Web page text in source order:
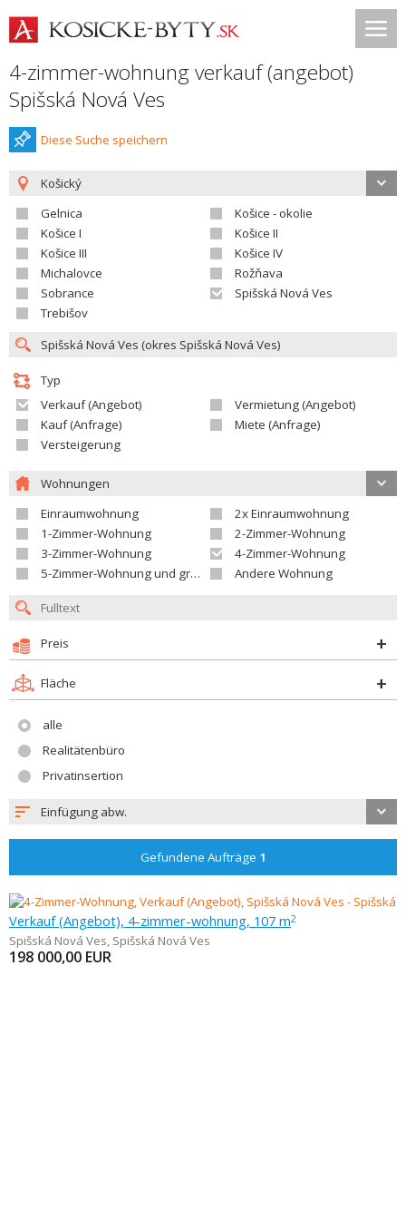
4-zimmer-wohnung verkauf (angebot)
Spišská Nová Ves
Diese Suche speichern
Košický
Gelnica
Košice - okolie
Košice I
Košice II
Košice III
Košice IV
Michalovce
Rožňava
Sobrance
Spišská Nová Ves
Trebišov
Typ
Verkauf (Angebot)
Vermietung (Angebot)
Kauf (Anfrage)
Miete (Anfrage)
Versteigerung
Wohnungen
Einraumwohnung
2x Einraumwohnung
1-Zimmer-Wohnung
2-Zimmer-Wohnung
3-Zimmer-Wohnung
4-Zimmer-Wohnung
5-Zimmer-Wohnung und größer
Andere Wohnung
Preis
Fläche
alle
Realitätenbüro
Privatinsertion
Einfügung abw.
Gefundene Aufträge 1
Verkauf (Angebot), 4-zimmer-wohnung, 107 m2
Spišská Nová Ves, Spišská Nová Ves
198 000,00 EUR